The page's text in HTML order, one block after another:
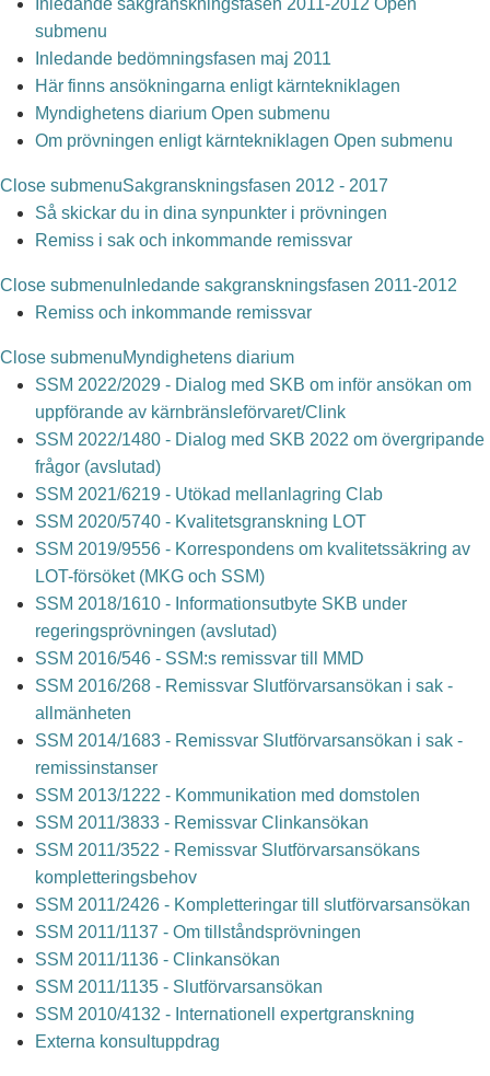
Inledande sakgranskningsfasen 2011-2012 Open
submenu
Inledande bedömningsfasen maj 2011
Här finns ansökningarna enligt kärntekniklagen
Myndighetens diarium Open submenu
Om prövningen enligt kärntekniklagen Open submenu
Close submenuSakgranskningsfasen 2012 - 2017
Så skickar du in dina synpunkter i prövningen
Remiss i sak och inkommande remissvar
Close submenu Inledande sakgranskningsfasen 2011-2012
Remiss och inkommande remissvar
Close submenuMyndighetens diarium
SSM 2022/2029 - Dialog med SKB om inför ansökan om
uppförande av kärnbränsleförvaret/Clink
SSM 2022/1480 - Dialog med SKB 2022 om övergripande
frågor (avslutad)
SSM 2021/6219 - Utökad mellanlagring Clab
SSM 2020/5740 - Kvalitetsgranskning LOT
SSM 2019/9556 - Korrespondens om kvalitetssäkring av
LOT-försöket (MKG och SSM)
SSM 2018/1610 - Informationsutbyte SKB under
regeringsprövningen (avslutad)
SSM 2016/546 - SSM:s remissvar till MMD
SSM 2016/268 - Remissvar Slutförvarsansökan i sak -
allmänheten
SSM 2014/1683 - Remissvar Slutförvarsansökan i sak -
remissinstanser
SSM 2013/1222 - Kommunikation med domstolen
SSM 2011/3833 - Remissvar Clinkansökan
SSM 2011/3522 - Remissvar Slutförvarsansökans
kompletteringsbehov
SSM 2011/2426 - Kompletteringar till slutförvarsansökan
SSM 2011/1137 - Om tillståndsprövningen
SSM 2011/1136 - Clinkansökan
SSM 2011/1135 - Slutförvarsansökan
SSM 2010/4132 - Internationell expertgranskning
Externa konsultuppdrag